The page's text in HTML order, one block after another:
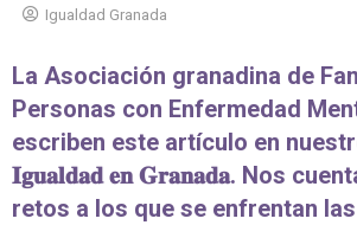
Igualdad Granada
La Asociación granadina de
Personas con Enfermedad
escriben este artículo en
𝐈𝐠𝐮𝐚𝐥𝐝𝐚𝐝 𝐞𝐧 𝐆𝐫𝐚𝐧𝐚𝐝𝐚. Nos
retos a los que se enfrentan